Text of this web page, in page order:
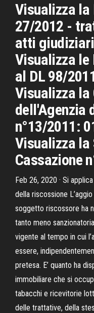
Visualizza la
27/2012 -
atti
Visualizza le
al DL 98/
Visualizza la
dell'Agenzia
n°13/2011:
Visualizza la
Cassazione
Feb 26, 2020 · Si
della riscossione
soggetto riscossore ha
tanto meno
vigente al tempo in cui
essere,
pretesa. E’ quanto ha
immobiliare che si
tabacchi e ricevitorie
delle trattative, della